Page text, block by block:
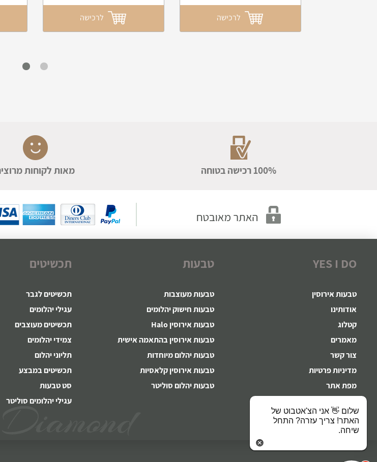
100% רכישה בטוחה מאות לקוחות
YES I DO
טבעות אירוסין
אודותינו
קטלוג
מאמרים
צור קשר
מדיניות פרטיות
מפת אתר
תקנון האתר
טבעות
טבעות מעוצבות
טבעות חישוק יהלומים
טבעות אירוסין Halo
טבעות אירוסין בהתאמה אישית
טבעות יהלום מיוחדות
טבעות אירוסין קלאסיות
טבעות יהלום סוליטר
תכשיטים
תכשיטים לגבר
עגילי יהלומים
תכשיטים מעוצבים
צמידי יהלומים
תליוני יהלום
תכשיטים במבצע
סט טבעות
עגילי יהלומים סוליטר
שלום 👋 אני הצ'אטבוט של
האתר! צריך עזרה? התחל
שיחה.